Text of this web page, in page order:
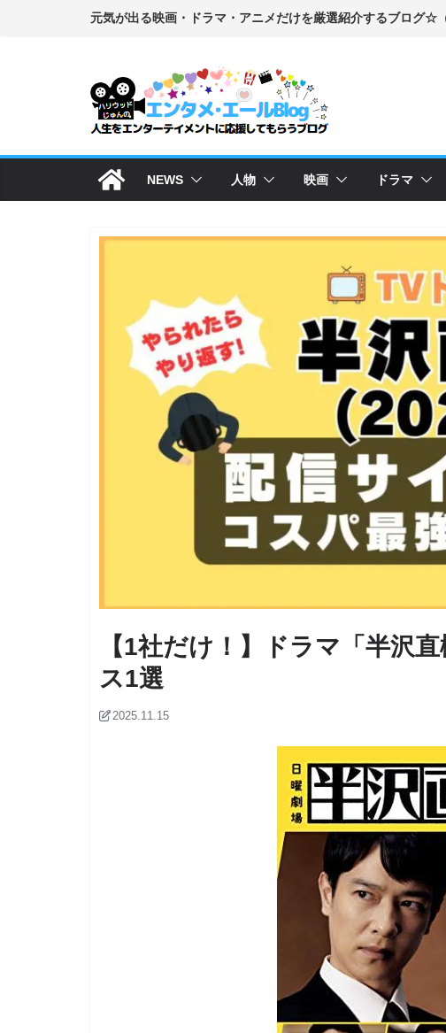
ス
NEWS 人物 映画 ドラマ
【1社だけ！】ドラマ「半沢
ス1選
2025.11.15